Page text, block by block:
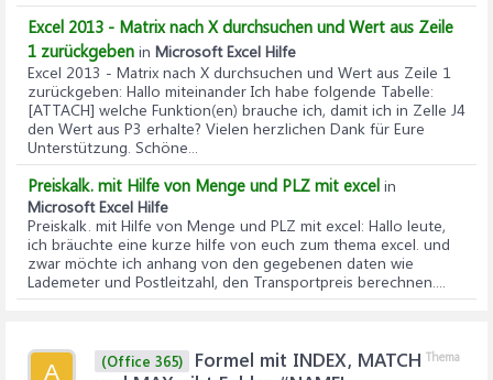
Excel 2013 - Matrix nach X durchsuchen und Wert aus Zeile
1 zurückgeben in Microsoft Excel Hilfe
Excel 2013 - Matrix nach X durchsuchen und Wert aus Zeile 1
zurückgeben: Hallo miteinander Ich habe folgende Tabelle:
[ATTACH] welche Funktion(en) brauche ich, damit ich in Zelle J4
den Wert aus P3 erhalte? Vielen herzlichen Dank für Eure
Unterstützung. Schöne...
Preiskalk. mit Hilfe von Menge und PLZ mit excel in
Microsoft Excel Hilfe
Preiskalk. mit Hilfe von Menge und PLZ mit excel: Hallo leute,
ich bräuchte eine kurze hilfe von euch zum thema excel. und
zwar möchte ich anhang von den gegebenen daten wie
Lademeter und Postleitzahl, den Transportpreis berechnen....
A
Thema
(Office 365)
Formel mit INDEX, MATCH